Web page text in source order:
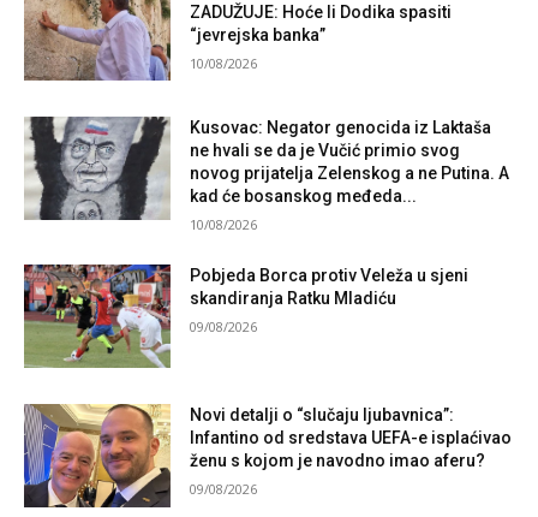
ZADUŽUJE: Hoće li Dodika spasiti
“jevrejska banka”
10/08/2026
Kusovac: Negator genocida iz Laktaša
ne hvali se da je Vučić primio svog
novog prijatelja Zelenskog a ne Putina. A
kad će bosanskog međeda...
10/08/2026
Pobjeda Borca protiv Veleža u sjeni
skandiranja Ratku Mladiću
09/08/2026
Novi detalji o “slučaju ljubavnica”:
Infantino od sredstava UEFA-e isplaćivao
ženu s kojom je navodno imao aferu?
09/08/2026